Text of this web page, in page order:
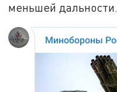
меньшей дальности.